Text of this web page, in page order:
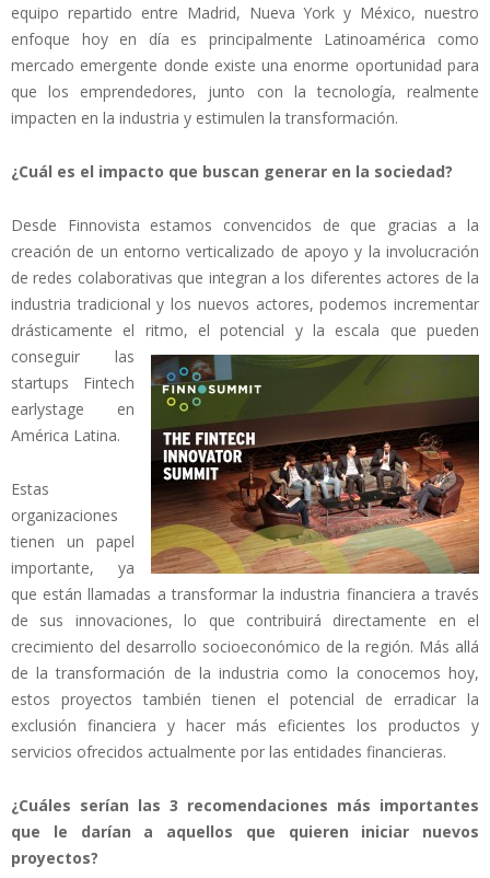
equipo repartido entre Madrid, Nueva York y México, nuestro
enfoque hoy en día es principalmente Latinoamérica como
mercado emergente donde existe una enorme oportunidad para
que los emprendedores, junto con la tecnología, realmente
impacten en la industria y estimulen la transformación.
¿Cuál es el impacto que buscan generar en la sociedad?
Desde Finnovista estamos convencidos de que gracias a la
creación de un entorno verticalizado de apoyo y la involucración
de redes colaborativas que integran a los diferentes actores de la
industria tradicional y los nuevos actores, podemos incrementar
drásticamente el ritmo, el potencial y la escala que pueden
conseguir las
startups Fintech
early­stage en
América Latina.
Estas
organizaciones
tienen un papel
importante, ya
que están llamadas a transformar la industria financiera a través
de sus innovaciones, lo que contribuirá directamente en el
crecimiento del desarrollo socioeconómico de la región. Más allá
de la transformación de la industria como la conocemos hoy,
estos proyectos también tienen el potencial de erradicar la
exclusión financiera y hacer más eficientes los productos y
servicios ofrecidos actualmente por las entidades financieras.
¿Cuáles serían las 3 recomendaciones más importantes
que le darían a aquellos que quieren iniciar nuevos
proyectos?